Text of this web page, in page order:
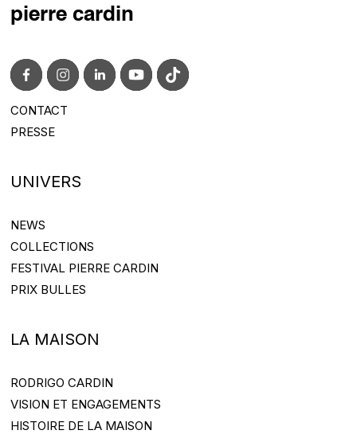
pierre cardin
CONTACT
CONTACT@PIERRECARDIN.COM
PRESSE
UNIVERS
NEWS
NEWS
COLLECTIONS
COLLECTIONS
FESTIVAL PIERRE CARDIN
FESTIVAL PIERRE CARDIN
PRIX BULLES
LA MAISON
RODRIGO CARDIN
RODRIGO CARDIN
VISION ET ENGAGEMENTS
VISION ET ENGAGEMENTS
HISTOIRE DE LA MAISON